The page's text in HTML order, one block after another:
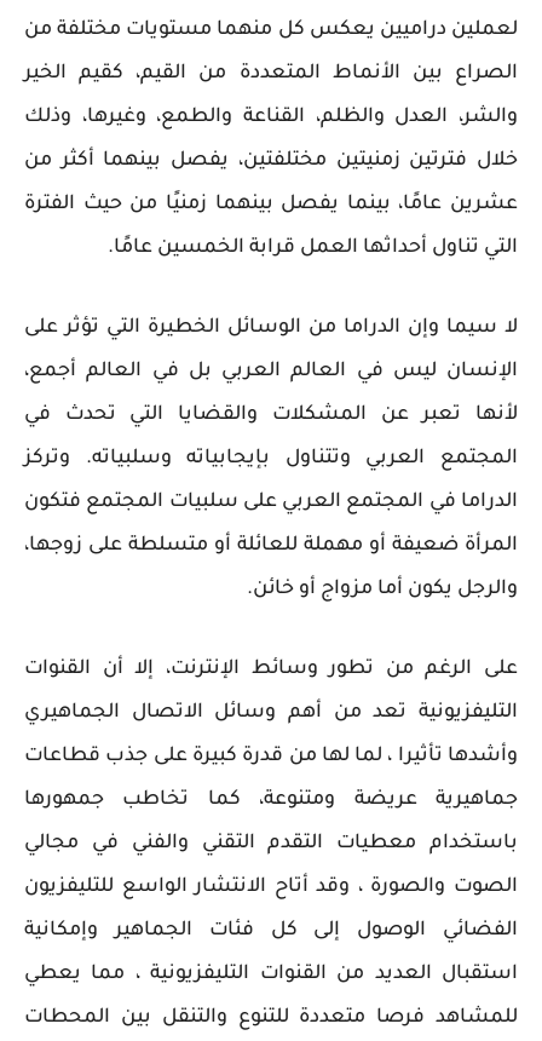
لعملين دراميين يعكس كل منهما مستويات مختلفة من
الصراع بين الأنماط المتعددة من القيم، كقيم الخير
والشر، العدل والظلم، القناعة والطمع، وغيرها، وذلك
خلال فترتين زمنيتين مختلفتين، يفصل بينهما أكثر من
عشرين عامًا، بينما يفصل بينهما زمنيًا من حيث الفترة
التي تناول أحداثها العمل قرابة الخمسين عامًا.
لا سيما وإن الدراما من الوسائل الخطيرة التي تؤثر على
الإنسان ليس في العالم العربي بل في العالم أجمع،
لأنها تعبر عن المشكلات والقضايا التي تحدث في
المجتمع العربي وتتناول بإيجابياته وسلبياته. وتركز
الدراما في المجتمع العربي على سلبيات المجتمع فتكون
المرأة ضعيفة أو مهملة للعائلة أو متسلطة على زوجها،
والرجل يكون أما مزواج أو خائن.
على الرغم من تطور وسائط الإنترنت، إلا أن القنوات
التليفزيونية تعد من أهم وسائل الاتصال الجماهيري
وأشدها تأثيرا ، لما لها من قدرة كبيرة على جذب قطاعات
جماهيرية عريضة ومتنوعة، كما تخاطب جمهورها
باستخدام معطيات التقدم التقني والفني في مجالي
الصوت والصورة ، وقد أتاح الانتشار الواسع للتليفزيون
الفضائي الوصول إلى كل فئات الجماهير وإمكانية
استقبال العديد من القنوات التليفزيونية ، مما يعطي
للمشاهد فرصا متعددة للتنوع والتنقل بين المحطات